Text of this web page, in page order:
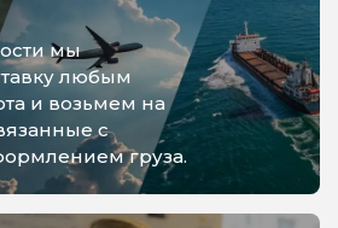
мы
любым
и возьмем на
с
груза.